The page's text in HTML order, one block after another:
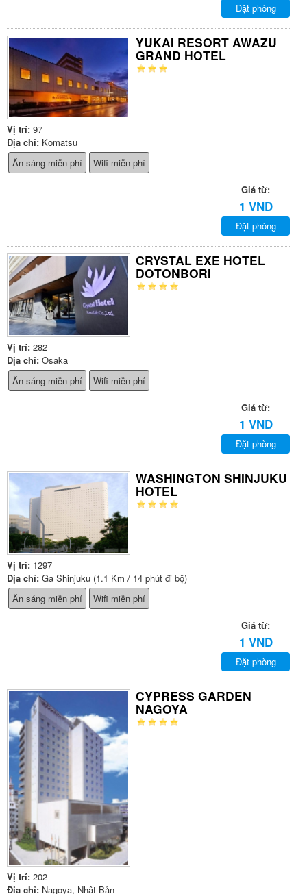
Đặt phòng
YUKAI RESORT AWAZU
GRAND HOTEL
Vị trí: 97
Địa chỉ: Komatsu
Ăn sáng miễn phí
Wifi miễn phí
Giá từ:
1 VND
Đặt phòng
CRYSTAL EXE HOTEL
DOTONBORI
Vị trí: 282
Địa chỉ: Osaka
Ăn sáng miễn phí
Wifi miễn phí
Giá từ:
1 VND
Đặt phòng
WASHINGTON SHINJUKU
HOTEL
Vị trí: 1297
Địa chỉ: Ga Shinjuku (1.1 Km / 14 phút đi bộ)
Ăn sáng miễn phí
Wifi miễn phí
Giá từ:
1 VND
Đặt phòng
CYPRESS GARDEN
NAGOYA
Vị trí: 202
Địa chỉ: Nagoya, Nhật Bản